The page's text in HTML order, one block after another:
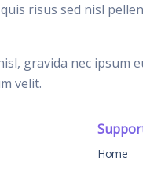
risus sed nisl
gravida nec ipsum
velit.
Home